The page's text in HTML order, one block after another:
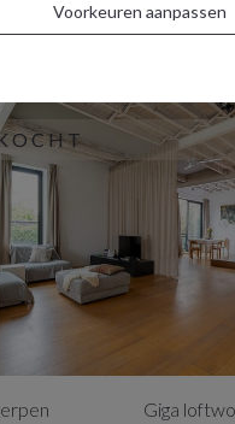
Voorkeuren aanpassen
Giga